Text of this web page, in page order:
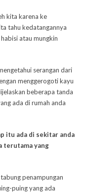
kita karena ke
tahu kedatangannya
atau mungkin
serangan dari
menggerogoti kayu
beberapa tanda
ada di rumah anda
itu ada di sekitar anda
terutama yang
penampungan
puing yang ada